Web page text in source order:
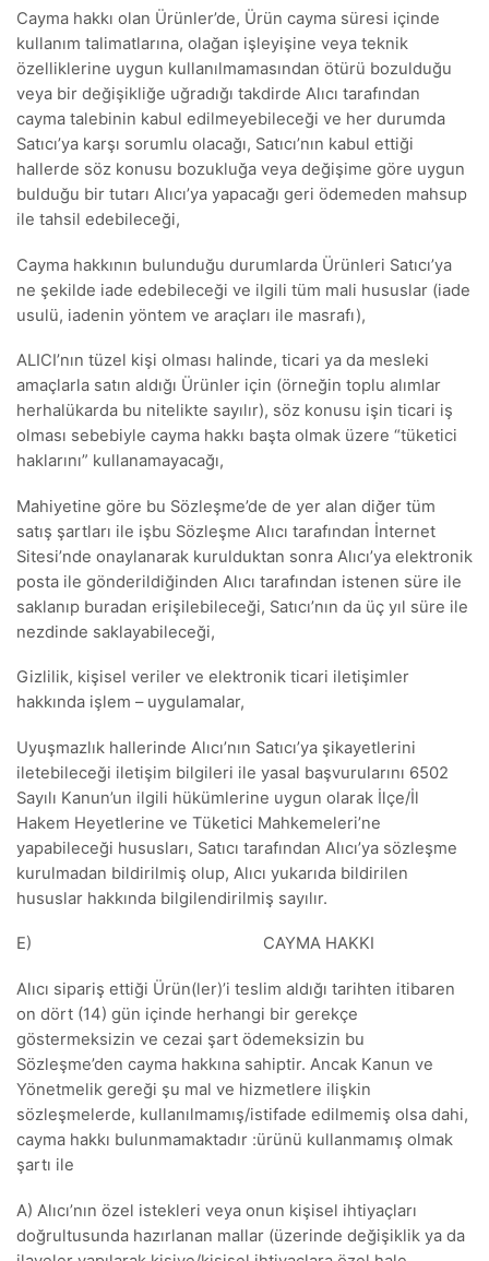
Cayma hakkı olan Ürünler’de, Ürün cayma süresi içinde
kullanım talimatlarına, olağan işleyişine veya teknik
özelliklerine uygun kullanılmamasından ötürü bozulduğu
veya bir değişikliğe uğradığı takdirde Alıcı tarafından
cayma talebinin kabul edilmeyebileceği ve her durumda
Satıcı’ya karşı sorumlu olacağı, Satıcı’nın kabul ettiği
hallerde söz konusu bozukluğa veya değişime göre uygun
bulduğu bir tutarı Alıcı’ya yapacağı geri ödemeden mahsup
ile tahsil edebileceği,
Cayma hakkının bulunduğu durumlarda Ürünleri Satıcı’ya
ne şekilde iade edebileceği ve ilgili tüm mali hususlar (iade
usulü, iadenin yöntem ve araçları ile masrafı),
ALICI’nın tüzel kişi olması halinde, ticari ya da mesleki
amaçlarla satın aldığı Ürünler için (örneğin toplu alımlar
herhalükarda bu nitelikte sayılır), söz konusu işin ticari iş
olması sebebiyle cayma hakkı başta olmak üzere “tüketici
haklarını” kullanamayacağı,
Mahiyetine göre bu Sözleşme’de de yer alan diğer tüm
satış şartları ile işbu Sözleşme Alıcı tarafından İnternet
Sitesi’nde onaylanarak kurulduktan sonra Alıcı’ya elektronik
posta ile gönderildiğinden Alıcı tarafından istenen süre ile
saklanıp buradan erişilebileceği, Satıcı’nın da üç yıl süre ile
nezdinde saklayabileceği,
Gizlilik, kişisel veriler ve elektronik ticari iletişimler
hakkında işlem – uygulamalar,
Uyuşmazlık hallerinde Alıcı’nın Satıcı’ya şikayetlerini
iletebileceği iletişim bilgileri ile yasal başvurularını 6502
Sayılı Kanun’un ilgili hükümlerine uygun olarak İlçe/İl
Hakem Heyetlerine ve Tüketici Mahkemeleri’ne
yapabileceği hususları, Satıcı tarafından Alıcı’ya sözleşme
kurulmadan bildirilmiş olup, Alıcı yukarıda bildirilen
hususlar hakkında bilgilendirilmiş sayılır.
E) CAYMA HAKKI
Alıcı sipariş ettiği Ürün(ler)’i teslim aldığı tarihten itibaren
on dört (14) gün içinde herhangi bir gerekçe
göstermeksizin ve cezai şart ödemeksizin bu
Sözleşme’den cayma hakkına sahiptir. Ancak Kanun ve
Yönetmelik gereği şu mal ve hizmetlere ilişkin
sözleşmelerde, kullanılmamış/istifade edilmemiş olsa dahi,
cayma hakkı bulunmamaktadır :ürünü kullanmamış olmak
şartı ile
A) Alıcı’nın özel istekleri veya onun kişisel ihtiyaçları
doğrultusunda hazırlanan mallar (üzerinde değişiklik ya da